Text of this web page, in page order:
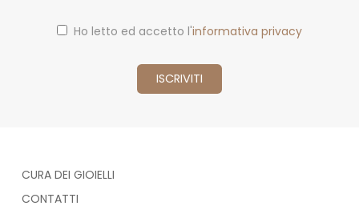
Ho letto ed accetto l'informativa privacy
CURA DEI GIOIELLI
CONTATTI